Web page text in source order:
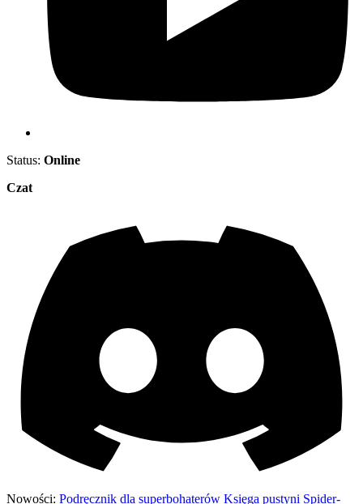
Status: Online
Czat
Nowości: Podręcznik dla superbohaterów Księga pustyni Spider-